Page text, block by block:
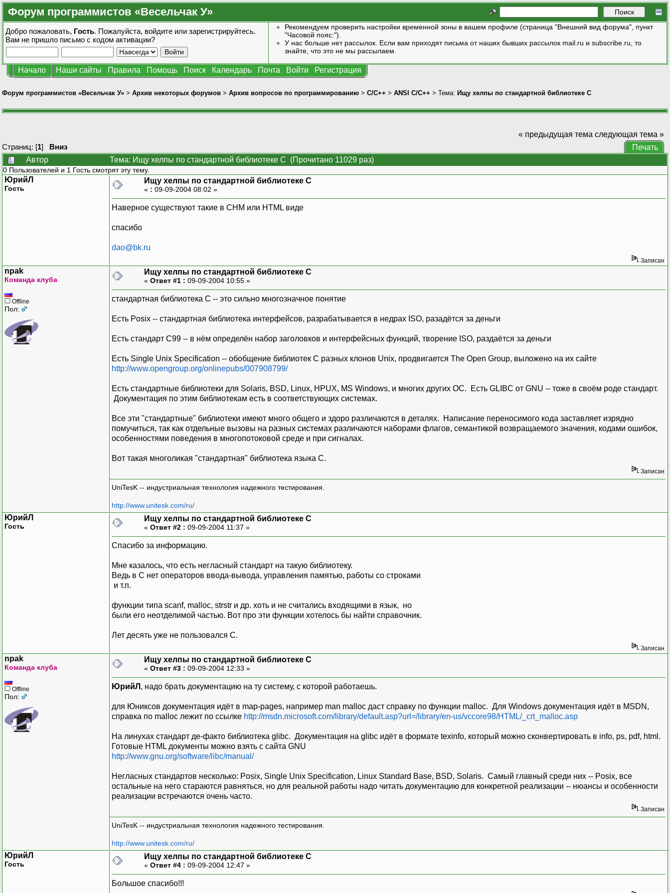
Форум программистов «Весельчак У»
Добро пожаловать, Гость. Пожалуйста, войдите или зарегистрируйтесь.
Вам не пришло письмо с кодом активации?
Рекомендуем проверить настройки временной зоны в вашем профиле (страница "Внешний вид форума", пункт
"Часовой пояс:").
У нас больше нет рассылок. Если вам приходят письма от наших бывших рассылок mail.ru и subscribe.ru, то
знайте, что это не мы рассылаем.
Начало Наши сайты Правила Помощь Поиск Календарь Почта Войти Регистрация
Форум программистов «Весельчак У» > Архив некоторых форумов > Архив вопросов по программированию > C/C++ > ANSI С/С++ > Тема: Ищу хелпы по стандартной библиотеке С
Страниц: [1] Вниз
« предыдущая тема следующая тема »
Печать
Автор
Тема: Ищу хелпы по стандартной библиотеке С (Прочитано 11029 раз)
0 Пользователей и 1 Гость смотрят эту тему.
ЮрийЛ
Гость
Ищу хелпы по стандартной библиотеке С
« : 09-09-2004 08:02 »
Наверное существуют такие в CHM или HTML виде
спасибо
dao@bk.ru
Записан
npak
Команда клуба
Offline
Пол:
Ищу хелпы по стандартной библиотеке С
« Ответ #1 : 09-09-2004 10:55 »
стандартная библиотека С -- это сильно многозначное понятие
Есть Posix -- стандартная библиотека интерфейсов, разрабатывается в недрах ISO, разадётся за деньги
Есть стандарт С99 -- в нём определён набор заголовков и интерфейсных функций, творение ISO, раздаётся за деньги
Есть Single Unix Specification -- обобщение библиотек С разных клонов Unix, продвигается The Open Group, выложено на их сайте
http://www.opengroup.org/onlinepubs/007908799/
Есть стандартные библиотеки для Solaris, BSD, Linux, HPUX, MS Windows, и многих других ОС. Есть GLIBC от GNU -- тоже в своём роде стандарт.
Документация по этим библиотекам есть в соответствующих системах.
Все эти "стандартные" библиотеки имеют много общего и здоро различаются в деталях. Написание переносимого кода заставляет изрядно
помучиться, так как отдельные вызовы на разных системах различаются наборами флагов, семантикой возвращаемого значения, кодами ошибок,
особенностями поведения в многопотоковой среде и при сигналах.
Вот такая многоликая "стандартная" библиотека языка С.
Записан
UniTesK -- индустриальная технология надежного тестирования.
http://www.unitesk.com/ru/
ЮрийЛ
Гость
Ищу хелпы по стандартной библиотеке С
« Ответ #2 : 09-09-2004 11:37 »
Спасибо за информацию.
Мне казалось, что есть негласный стандарт на такую библиотеку.
Ведь в С нет операторов ввода-вывода, управления памятью, работы со строками
и т.п.
функции типа scanf, malloc, strstr и др. хоть и не считались входящими в язык, но
были его неотделимой частью. Вот про эти функции хотелось бы найти справочник.
Лет десять уже не пользовался С.
Записан
npak
Команда клуба
Offline
Пол:
Ищу хелпы по стандартной библиотеке С
« Ответ #3 : 09-09-2004 12:33 »
ЮрийЛ , надо брать документацию на ту систему, с которой работаешь.
для Юниксов документация идёт в map-pages, например man malloc даст справку по функции malloc. Для Windows документация идёт в MSDN,
справка по malloc лежит по ссылке http://msdn.microsoft.com/library/default.asp?url=/library/en-us/vccore98/HTML/_crt_malloc.asp
На линухах стандарт де-факто библиотека glibc. Документация на glibc идёт в формате texinfo, который можно сконвертировать в info, ps, pdf, html.
Готовые HTML документы можно взять с сайта GNU
http://www.gnu.org/software/libc/manual/
Негласных стандартов несколько: Posix, Single Unix Specification, Linux Standard Base, BSD, Solaris. Самый главный среди них -- Posix, все
остальные на него стараются равняться, но для реальной работы надо читать документацию для конкретной реализации -- нюансы и особенности
реализации встречаются очень часто.
Записан
UniTesK -- индустриальная технология надежного тестирования.
http://www.unitesk.com/ru/
ЮрийЛ
Гость
Ищу хелпы по стандартной библиотеке С
« Ответ #4 : 09-09-2004 12:47 »
Большое спасибо!!!